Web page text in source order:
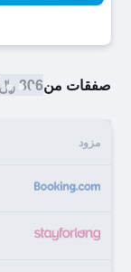
صفقات من306 ﷼
مزود